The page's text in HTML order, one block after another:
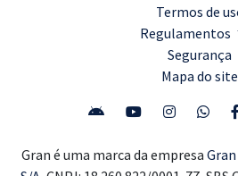
Termos de
Regulamentos
Segurança
Mapa do site
Gran é uma marca da empresa